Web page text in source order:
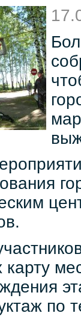
карту
по